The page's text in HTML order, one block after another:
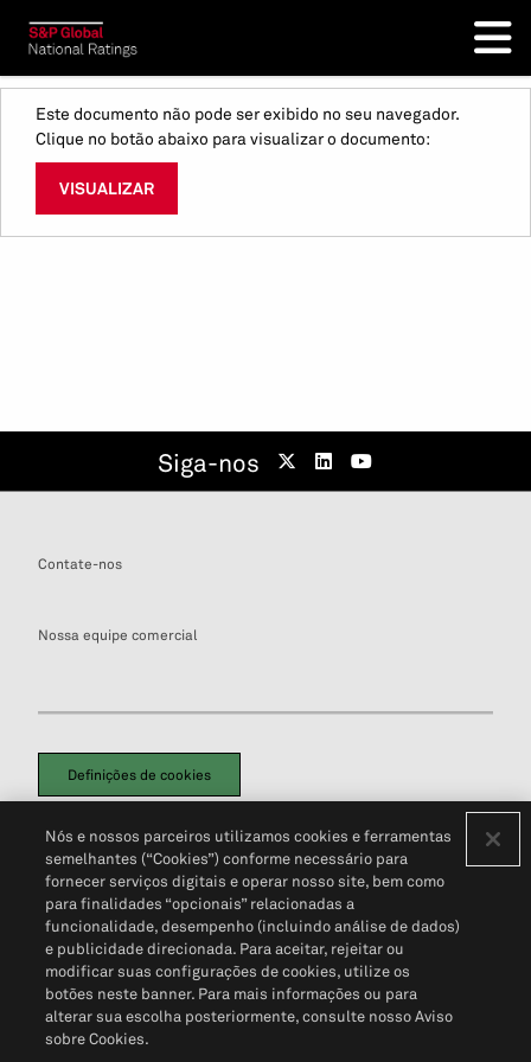
Este documento não pode ser exibido no seu navegador.
Clique no botão abaixo para visualizar o documento:
VISUALIZAR
Siga-nos
Contate-nos
Nossa equipe comercial
Definições de cookies
Política de PrivacidadePortal de privacidade do cliente (em inglês)
Não Venda Minhas Informações Pessoais© 2026 S&P Global
Nós e nossos parceiros utilizamos cookies e ferramentas
semelhantes (“Cookies”) conforme necessário para
fornecer serviços digitais e operar nosso site, bem como
para finalidades “opcionais” relacionadas a
funcionalidade, desempenho (incluindo análise de dados)
e publicidade direcionada. Para aceitar, rejeitar ou
modificar suas configurações de cookies, utilize os
botões neste banner. Para mais informações ou para
alterar sua escolha posteriormente, consulte nosso Aviso
sobre Cookies.